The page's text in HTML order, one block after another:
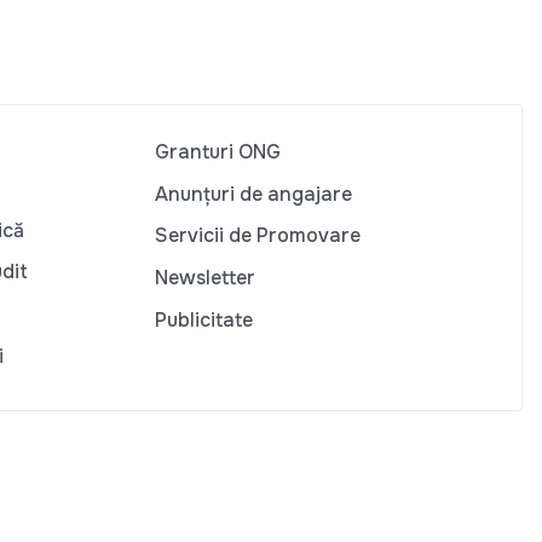
Granturi ONG
Anunțuri de angajare
Servicii de Promovare
Newsletter
Publicitate